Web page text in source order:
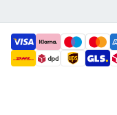
payment methods
shipment methods